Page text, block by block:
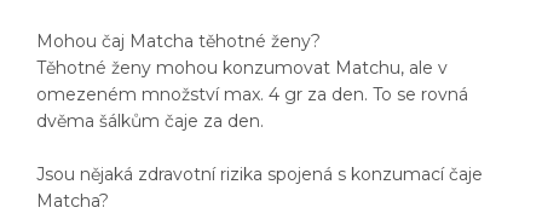
Mohou čaj Matcha těhotné ženy?
Těhotné ženy mohou konzumovat Matchu, ale v
omezeném množství max. 4 gr za den. To se rovná
dvěma šálkům čaje za den.
Jsou nějaká zdravotní rizika spojená s konzumací čaje
Matcha?